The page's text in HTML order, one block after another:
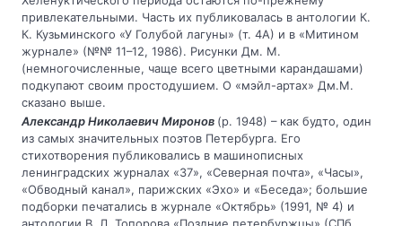
привлекательными. Часть их публиковалась в антологии К.
К. Кузьминского «У Голубой лагуны» (т. 4А) и в «Митином
журнале» (№№ 11–12, 1986). Рисунки Дм. М.
(немногочисленные, чаще всего цветными карандашами)
подкупают своим простодушием. О «мэйл-артах» Дм.М.
сказано выше.
Александр Николаевич Миронов (р. 1948) – как будто, один
из самых значительных поэтов Петербурга. Его
стихотворения публиковались в машинописных
ленинградских журналах «37», «Северная почта», «Часы»,
«Обводный канал», парижских «Эхо» и «Беседа»; большие
подборки печатались в журнале «Октябрь» (1991, № 4) и